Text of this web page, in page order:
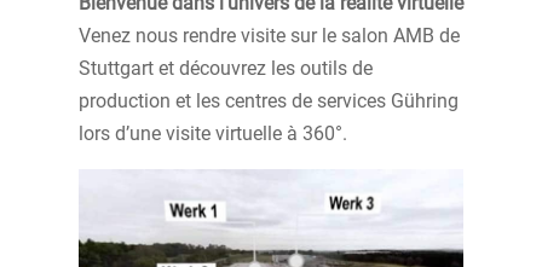
Venez nous rendre visite sur le salon AMB de
Stuttgart et découvrez les outils de
production et les centres de services Gühring
lors d’une visite virtuelle à 360°.